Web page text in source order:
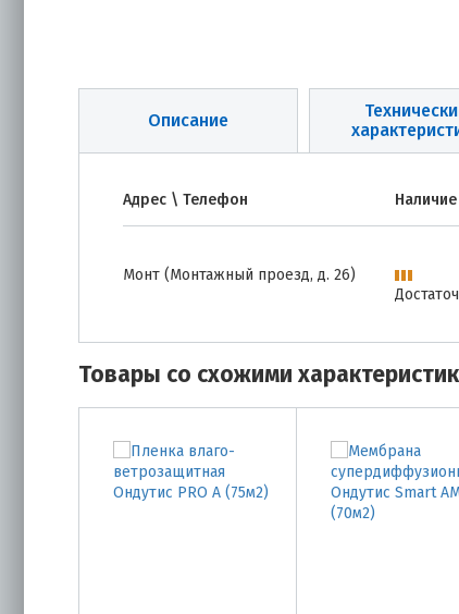
Описание
Адрес \ Телефон Наличие
Монт (Монтажный проезд, д. 26)
Товары со схожими